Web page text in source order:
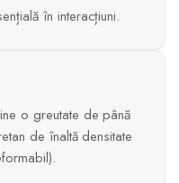
în interacțiuni.
o greutate de până
de înaltă densitate